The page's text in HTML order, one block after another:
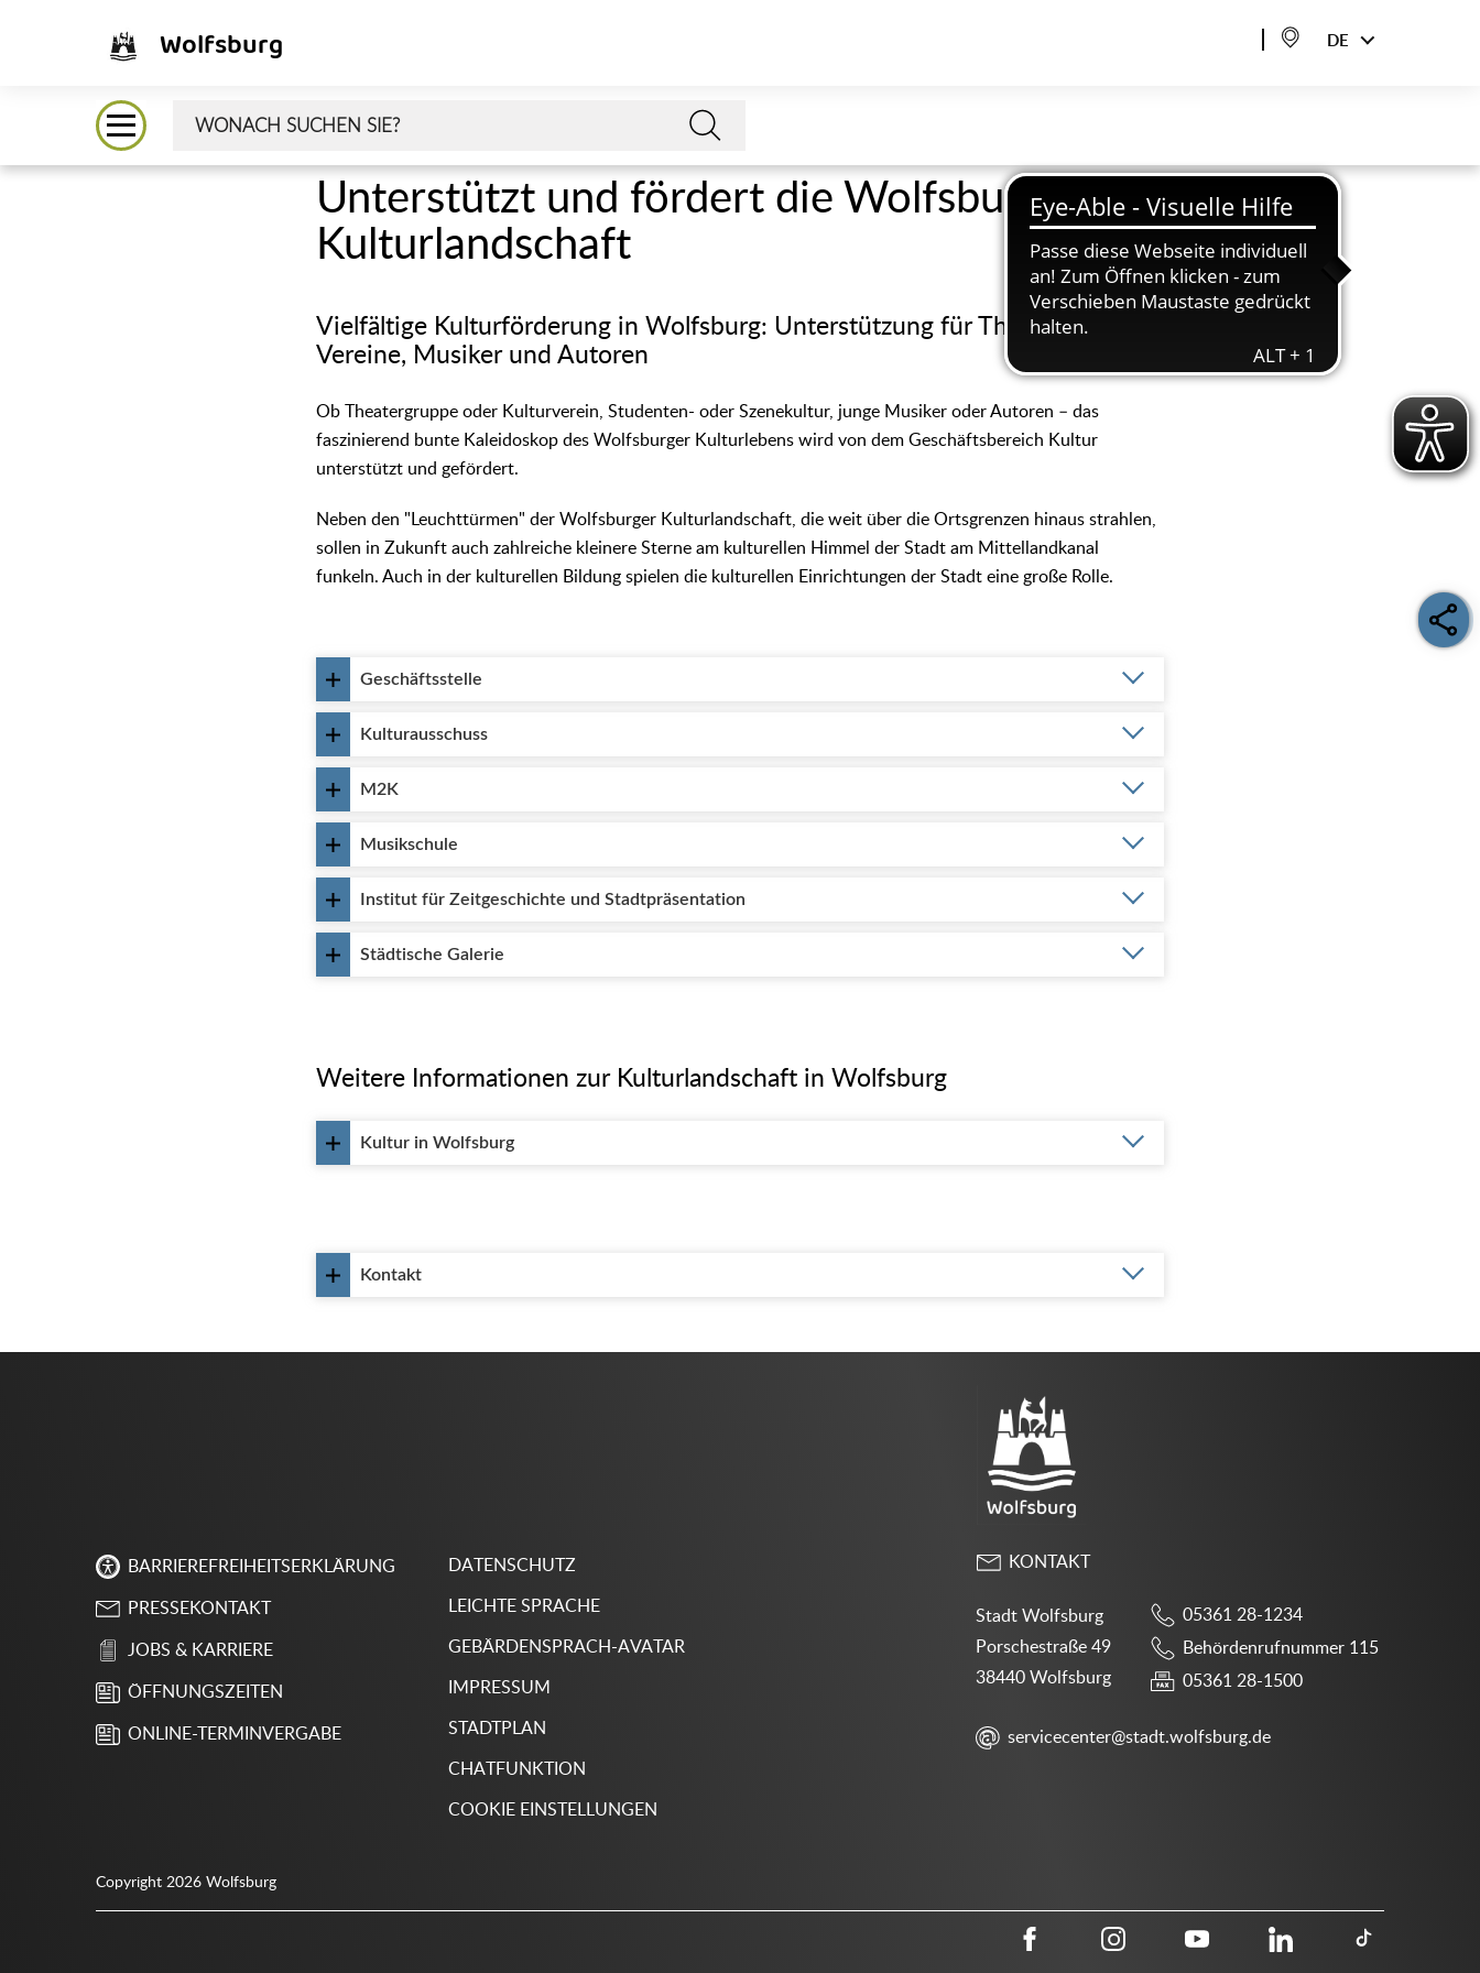
Wolfsburg DE
Unterstützt und fördert die Wolfsburger
Kulturlandschaft
Vielfältige Kulturförderung in Wolfsburg: Unterstützung für Theater,
Vereine, Musiker und Autoren
Ob Theatergruppe oder Kulturverein, Studenten- oder Szenekultur, junge Musiker oder Autoren – das
faszinierend bunte Kaleidoskop des Wolfsburger Kulturlebens wird von dem Geschäftsbereich Kultur
unterstützt und gefördert.
Neben den "Leuchttürmen" der Wolfsburger Kulturlandschaft, die weit über die Ortsgrenzen hinaus strahlen,
sollen in Zukunft auch zahlreiche kleinere Sterne am kulturellen Himmel der Stadt am Mittellandkanal
funkeln. Auch in der kulturellen Bildung spielen die kulturellen Einrichtungen der Stadt eine große Rolle.
Geschäftsstelle
Kulturausschuss
M2K
Musikschule
Institut für Zeitgeschichte und Stadtpräsentation
Städtische Galerie
Weitere Informationen zur Kulturlandschaft in Wolfsburg
Kultur in Wolfsburg
Kontakt
BARRIEREFREIHEITSERKLÄRUNG
PRESSEKONTAKT
JOBS & KARRIERE
ÖFFNUNGSZEITEN
ONLINE-TERMINVERGABE
DATENSCHUTZ
LEICHTE SPRACHE
GEBÄRDENSPRACH-AVATAR
IMPRESSUM
STADTPLAN
CHATFUNKTION
COOKIE EINSTELLUNGEN
KONTAKT
Stadt Wolfsburg
Porschestraße 49
38440 Wolfsburg
05361 28-1234
Behördenrufnummer 115
05361 28-1500
servicecenter@stadt.wolfsburg.de
Copyright 2026 Wolfsburg